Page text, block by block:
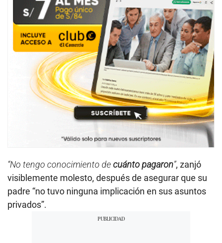
“No tengo conocimiento decuánto pagaron”, zanjó
visiblemente molesto, después de asegurar que su
padre “no tuvo ninguna implicación en sus asuntos
privados”.